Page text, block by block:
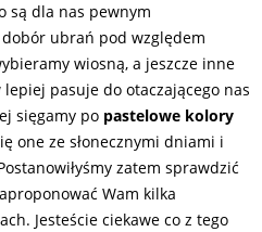
są dla nas pewnym
ubrań pod względem
wiosną, a jeszcze inne
pasuje do otaczającego nas
sięgamy po pastelowe kolory
one ze słonecznymi dniami i
zatem sprawdzić
Wam kilka
Jesteście ciekawe co z tego